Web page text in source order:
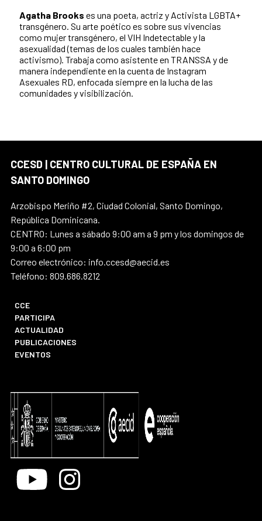
Agatha Brooks es una poeta, actriz y Activista LGBTA+
transgénero. Su arte poético es sobre sus vivencias
como mujer transgénero, el VIH Indetectable y la
asexualidad (temas de los cuales también hace
activismo). Trabaja como asistente en TRANSSA y de
manera independiente en la cuenta de Instagram
Asexuales RD, enfocada siempre en la lucha de las
comunidades y visibilización.
CCESD | CENTRO CULTURAL DE ESPAÑA EN
SANTO DOMINGO
Arzobispo Meriño #2, Ciudad Colonial, Santo Domingo,
República Dominicana.
CENTRO: Lunes a sábado 9:00 am a 9 pm y los domingos de
9:00 a 6:00 pm
Correo electrónico: info.ccesd@aecid.es
Teléfono: 809.686.8212
CCE
PARTICIPA
ACTUALIDAD
PUBLICACIONES
EVENTOS
Youtube Instagram